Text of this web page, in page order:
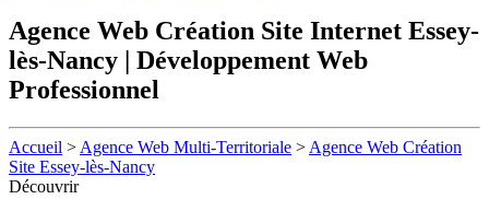
Agence Web Création Site Internet Essey-
lès-Nancy | Développement Web
Professionnel
Accueil > Agence Web Multi-Territoriale > Agence Web Création
Site Essey-lès-Nancy
Découvrir